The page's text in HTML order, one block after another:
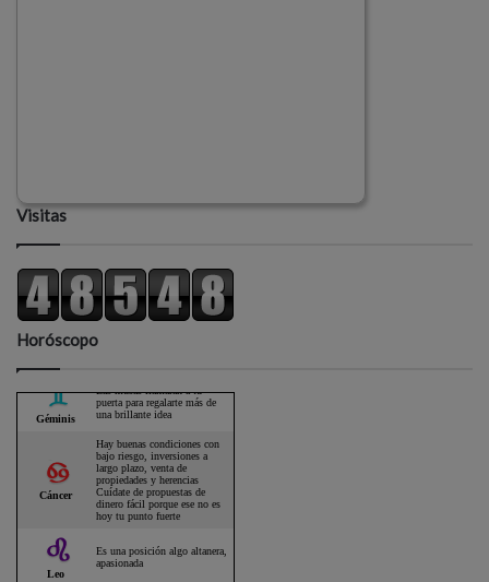
Visitas
Horóscopo